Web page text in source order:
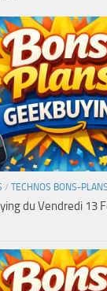
/ TECHNOS BONS-
du Vendredi 13